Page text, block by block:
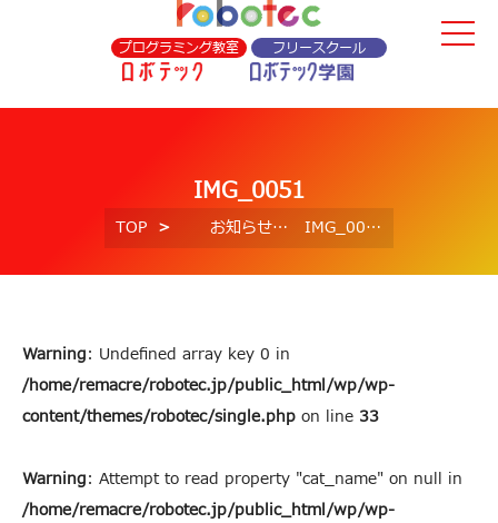
プログラミング教室 フリースクール
IMG_0051
TOP お知らせ IMG_0051
Warning: Undefined array key 0 in
/home/remacre/robotec.jp/public_html/wp/wp-
content/themes/robotec/single.php on line 33
Warning: Attempt to read property "cat_name" on null in
/home/remacre/robotec.jp/public_html/wp/wp-